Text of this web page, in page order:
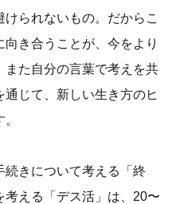
られないもの。だからこ
き合うことが、今をより
また自分の言葉で考えを共
じて、新しい生き方のヒ
きについて考える「終
える「デス活」は、20〜